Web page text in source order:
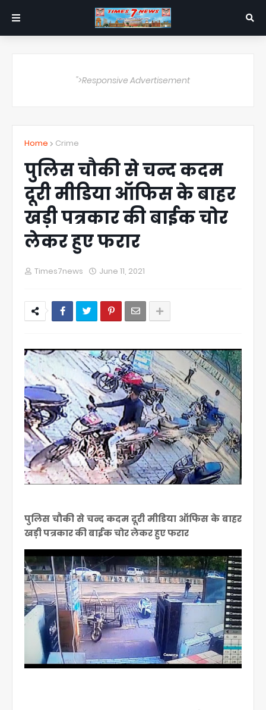
">Responsive Advertisement
Home Crime
पुलिस चौकी से चन्द कदम
दूरी मीडिया ऑफिस के बाहर
खड़ी पत्रकार की बाईक चोर
लेकर हुए फरार
Times7news June 11, 2021
पुलिस चौकी से चन्द कदम दूरी मीडिया ऑफिस के बाहर
खड़ी पत्रकार की बाईक चोर लेकर हुए फरार